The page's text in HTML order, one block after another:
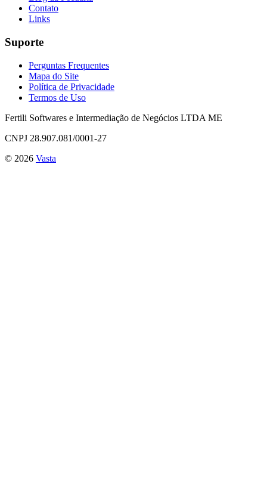
Contato
Links
Suporte
Perguntas Frequentes
Mapa do Site
Política de Privacidade
Termos de Uso
Fertili Softwares e Intermediação de Negócios LTDA ME
CNPJ 28.907.081/0001-27
© 2026 Vasta